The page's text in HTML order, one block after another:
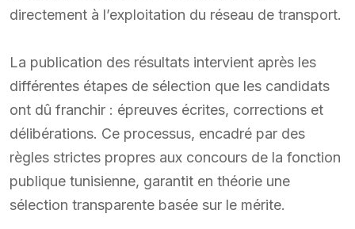
directement à l’exploitation du réseau de transport.
La publication des résultats intervient après les
différentes étapes de sélection que les candidats
ont dû franchir : épreuves écrites, corrections et
délibérations. Ce processus, encadré par des
règles strictes propres aux concours de la fonction
publique tunisienne, garantit en théorie une
sélection transparente basée sur le mérite.